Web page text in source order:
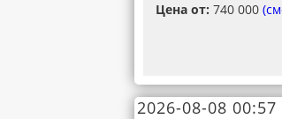
Цена от: 740 000
2026-08-08 00:57